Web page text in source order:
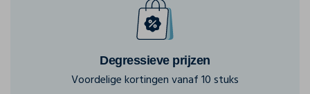
Degressieve prijzen
Voordelige kortingen vanaf 10 stuks